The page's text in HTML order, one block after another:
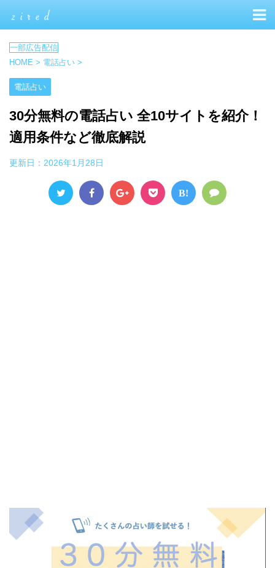
HOME > 電話占い >
電話占い
30分無料の電話占い 全10サイトを紹介！
適用条件など徹底解説
更新日： 2026年1月28日
B!